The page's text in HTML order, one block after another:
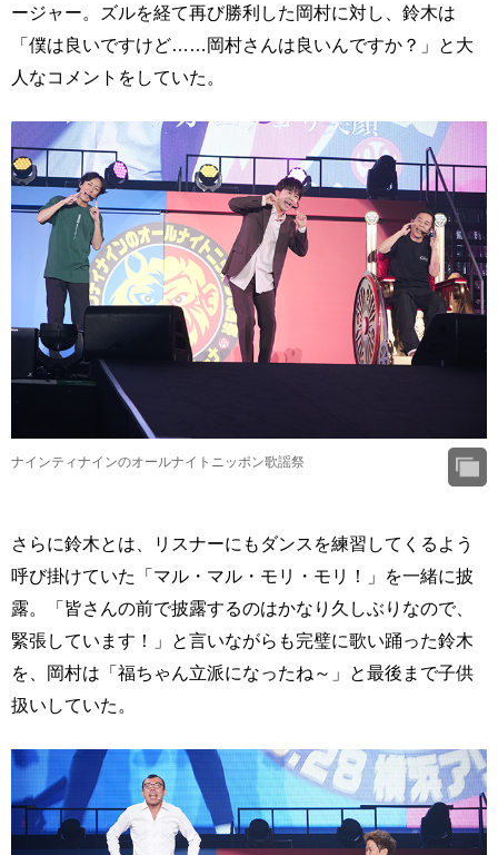
ージャー。ズルを経て再び勝利した岡村に対し、鈴木は
「僕は良いですけど……岡村さんは良いんですか？」と大
人なコメントをしていた。
ナインティナインのオールナイトニッポン歌謡祭
さらに鈴木とは、リスナーにもダンスを練習してくるよう
呼び掛けていた「マル・マル・モリ・モリ！」を一緒に披
露。「皆さんの前で披露するのはかなり久しぶりなので、
緊張しています！」と言いながらも完璧に歌い踊った鈴木
を、岡村は「福ちゃん立派になったね～」と最後まで子供
扱いしていた。